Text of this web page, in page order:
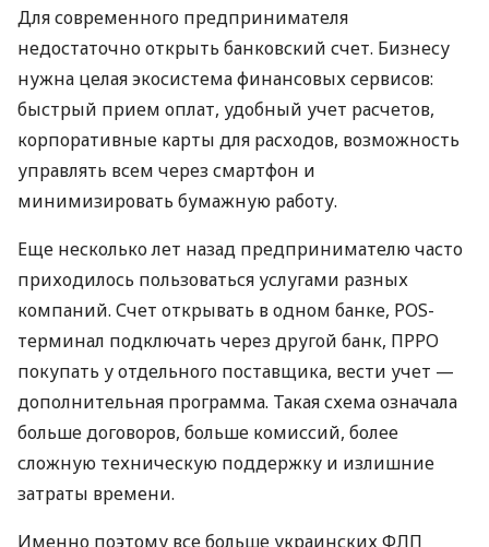
Для современного предпринимателя
недостаточно открыть банковский счет. Бизнесу
нужна целая экосистема финансовых сервисов:
быстрый прием оплат, удобный учет расчетов,
корпоративные карты для расходов, возможность
управлять всем через смартфон и
минимизировать бумажную работу.
Еще несколько лет назад предпринимателю часто
приходилось пользоваться услугами разных
компаний. Счет открывать в одном банке, POS-
терминал подключать через другой банк, ПРРО
покупать у отдельного поставщика, вести учет —
дополнительная программа. Такая схема означала
больше договоров, больше комиссий, более
сложную техническую поддержку и излишние
затраты времени.
Именно поэтому все больше украинских ФЛП